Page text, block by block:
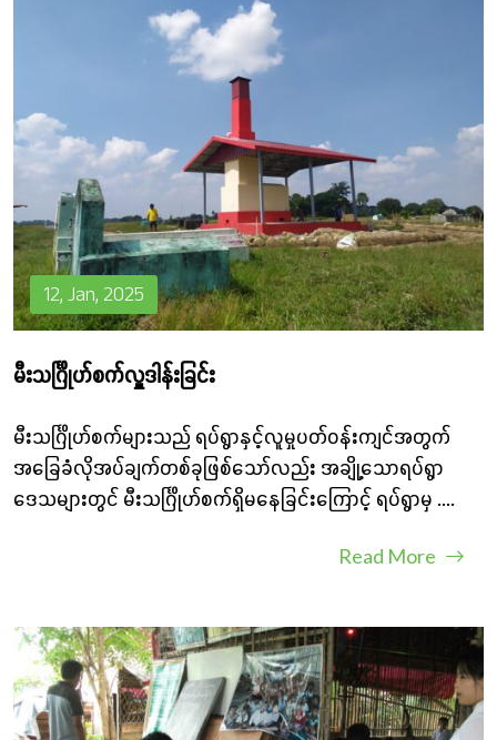
12, Jan, 2025
မီးသင်္ဂြိုဟ်စက်လှူဒါန်းခြင်း
မီးသင်္ဂြိုဟ်စက်များသည် ရပ်ရွာနှင့်လူမှုပတ်ဝန်းကျင်အတွက်
အခြေခံလိုအပ်ချက်တစ်ခုဖြစ်သော်လည်း အချို့သောရပ်ရွာ
ဒေသများတွင် မီးသင်္ဂြိုဟ်စက်ရှိမနေခြင်းကြောင့် ရပ်ရွာမှ ....
Read More